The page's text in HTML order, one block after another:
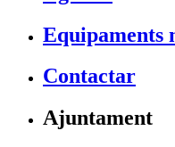
Equipaments
Contactar
Ajuntament